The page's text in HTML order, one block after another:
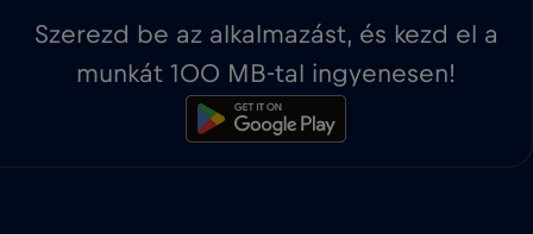
Szerezd be az alkalmazást, és kezd el a
munkát 100 MB-tal ingyenesen!